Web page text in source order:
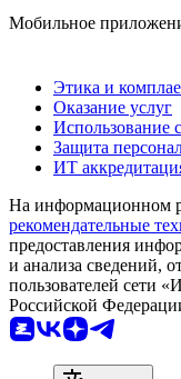
Мобильное
Этика и
Оказание услуг
Использование
Защита
ИТ
На информационном
рекомендательные
предоставления
и анализа сведений,
пользователей сети
Российской